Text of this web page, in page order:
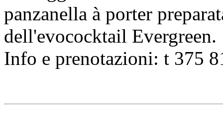
panzanella à porter
dell'evococktail Evergreen.
Info e prenotazioni: t 375